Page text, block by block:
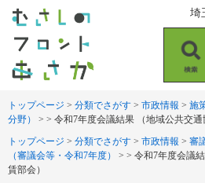
す
し
文
索
埼
トップページ > 分類でさがす > 市政情報 > 施
分野）
> > 令和7年度会議結果 （地域公共交通
トップページ > 分類でさがす > 市政情報 > 審
（審議会等・令和7年度）
> > 令和7年度会議
賃部会）